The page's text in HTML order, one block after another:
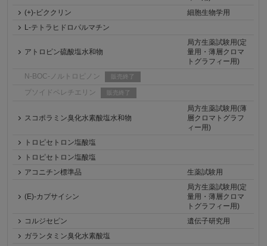
(+)-ビククリン
細胞生物学用
L-テトラヒドロパルマチン
アトロピン硫酸塩水和物
局方生薬試験用(定
量用・薄層クロマ
トグラフィー用)
N-BOC-ノルトロピノン
販売終了
プソイドペレチエリン 販売終了
スコポラミン臭化水素酸塩水和物
局方生薬試験用(薄
層クロマトグラフ
ィー用)
トロピセトロン塩酸塩
トロピセトロン塩酸塩
アコニチン標準品
生薬試験用
(E)-カプサイシン
局方生薬試験用(定
量用・薄層クロマ
トグラフィー用)
コルジセピン
遺伝子研究用
ガランタミン臭化水素酸塩